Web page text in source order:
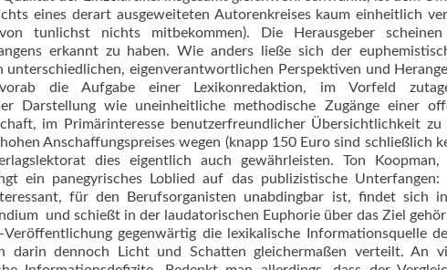
eines derart ausgeweiteten Autorenkreises kaum einheitlich
tunlichst nichts mitbekommen). Die Herausgeber
erkannt zu haben. Wie anders ließe sich der
unterschiedlichen, eigenverantwort­lichen Perspektiven und
die Aufgabe einer Lexikonredaktion, im Vorfeld
Darstellung wie un­einheitliche methodische Zugänge einer
im Pri­märinteresse benutzerfreundlicher Übersichtlichkeit
Anschaffungspreises wegen (knapp 150 Euro sind schließlich
dies eigentlich auch gewährleisten. Ton
ein panegyrisches Loblied auf das publizistische Unterfangen:
für den Berufsorganisten unabdingbar ist, findet sich
 und schießt in der laudatorischen Euphorie über das Ziel
Veröffentlichung gegenwärtig die lexikalische Informationsquelle
darin dennoch Licht und Schatten gleichermaßen verteilt. An